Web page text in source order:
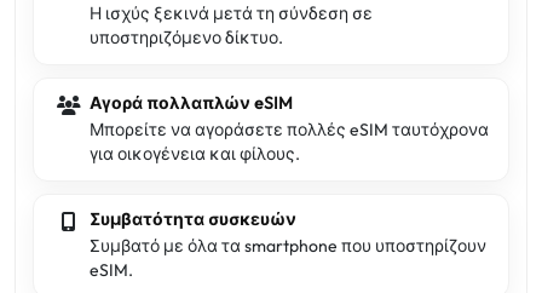
Η ισχύς ξεκινά μετά τη σύνδεση σε
υποστηριζόμενο δίκτυο.
Αγορά πολλαπλών eSIM
Μπορείτε να αγοράσετε πολλές eSIM ταυτόχρονα
για οικογένεια και φίλους.
Συμβατότητα συσκευών
Συμβατό με όλα τα smartphone που υποστηρίζουν
eSIM.